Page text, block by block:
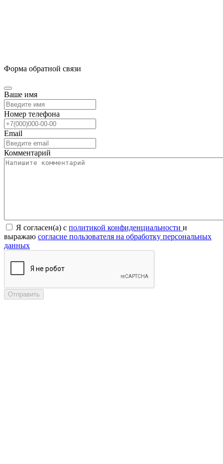
Форма обратной связи
Ваше имя
Номер телефона
Email
Комментарий
Я согласен(а) с политикой конфиденциальности и
выражаю согласие пользователя на обработку персональных
данных
Отправить